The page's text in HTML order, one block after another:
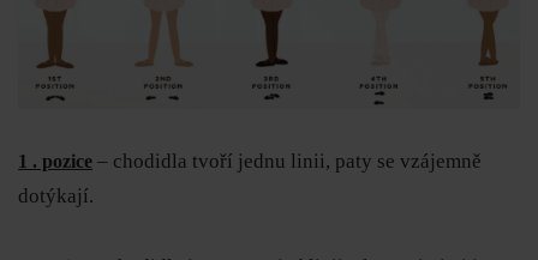
1 . pozice – chodidla tvoří jednu linii, paty se vzájemně
dotýkají.